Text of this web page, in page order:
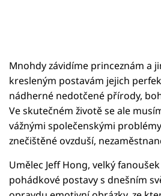
Mnohdy závidíme princeznám a
kresleným postavám jejich
nádherné nedotčené přírody,
Ve skutečném životě se ale
vážnými společenskými
znečištěné ovzduší,
Umělec Jeff Hong, velký
pohádkové postavy s dnešním